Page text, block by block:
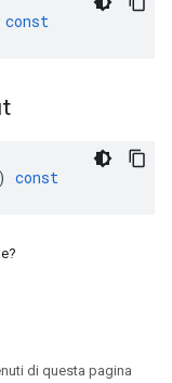
const
const
di questa pagina